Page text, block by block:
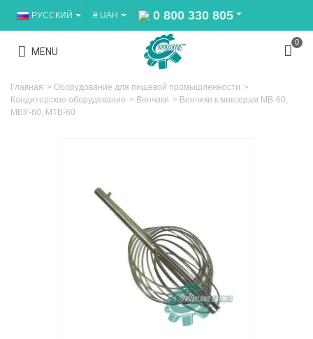
РУССКИЙ ₴ UAH 0 800 330 805
MENU
0
Главная > Оборудование для пищевой промышленности >
Кондитерское оборудование > Венчики > Венчики к миксерам МВ-60,
МВУ-60, МТВ-60